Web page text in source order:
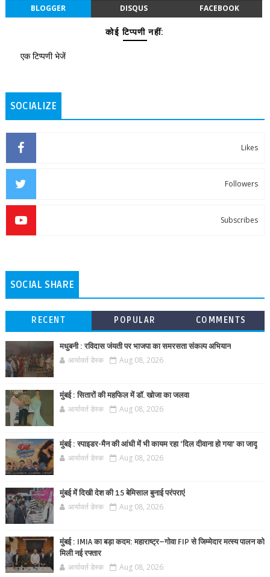
BLOGGER DISQUS FACEBOOK
कोई टिप्पणी नहीं:
एक टिप्पणी भेजें
SOCIALIZE
Likes
Followers
Subscribes
SOCIAL SHARE
RECENT POPULAR COMMENTS
मधुबनी : रविदास जंयती पर भाजपा का समरसता संकल्प अभियान
आर्यावर्त डेस्क Aug 08, 2026
मुंबई : सितारों की महफिल में डॉ. खोजा का जलवा
आर्यावर्त डेस्क Aug 08, 2026
मुंबई : स्पाइडर-मैन की आंधी में भी कायम रहा ‘दिल दीवाना हो गया’ का जादू
आर्यावर्त डेस्क Aug 08, 2026
मुंबई में दिखी देश की 15 बेमिसाल बुनाई परंपराएं
आर्यावर्त डेस्क Aug 08, 2026
मुंबई : IMIA का बड़ा कदम: महाराष्ट्र–गोवा FIP से जिम्मेदार मत्स्य पालन को
मिली नई रफ्तार
आर्यावर्त डेस्क Aug 08, 2026